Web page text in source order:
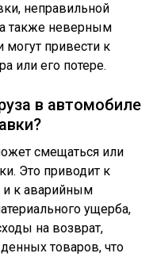
неправильной
также неверным
привести к
или его потере.
в автомобиле
смещаться или
Это приводит к
и к аварийным
ущерба,
на возврат,
товаров, что